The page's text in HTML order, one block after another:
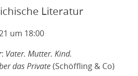
Literatur
um 18:00
: Vater. Mutter. Kind.
das Private(Schöffling & Co)